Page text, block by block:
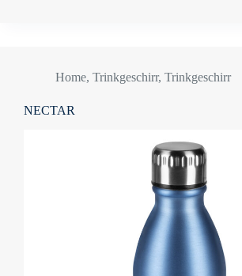
Home, Trinkgeschirr, Trinkgeschirr
NECTAR